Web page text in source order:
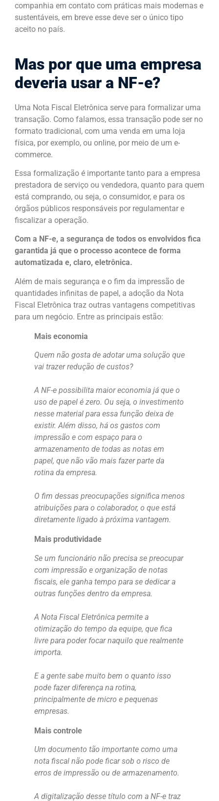
companhia em contato com práticas mais modernas e
sustentáveis, em breve esse deve ser o único tipo
aceito no país.
Mas por que uma empresa
deveria usar a NF-e?
Uma Nota Fiscal Eletrônica serve para formalizar uma
transação. Como falamos, essa transação pode ser no
formato tradicional, com uma venda em uma loja
física, por exemplo, ou online, por meio de um e-
commerce.
Essa formalização é importante tanto para a empresa
prestadora de serviço ou vendedora, quanto para quem
está comprando, ou seja, o consumidor, e para os
órgãos públicos responsáveis por regulamentar e
fiscalizar a operação.
Com a NF-e, a segurança de todos os envolvidos fica
garantida já que o processo acontece de forma
automatizada e, claro, eletrônica.
Além de mais segurança e o fim da impressão de
quantidades infinitas de papel, a adoção da Nota
Fiscal Eletrônica traz outras vantagens competitivas
para um negócio. Entre as principais estão:
Mais economia
Quem não gosta de adotar uma solução que
vai trazer redução de custos?
A NF-e possibilita maior economia já que o
uso de papel é zero. Ou seja, o investimento
nesse material para essa função deixa de
existir. Além disso, há os gastos com
impressão e com espaço para o
armazenamento de todas as notas em
papel, que não vão mais fazer parte da
rotina da empresa.
O fim dessas preocupações significa menos
atribuições para o colaborador, o que está
diretamente ligado à próxima vantagem.
Mais produtividade
Se um funcionário não precisa se preocupar
com impressão e organização de notas
fiscais, ele ganha tempo para se dedicar a
outras funções dentro da empresa.
A Nota Fiscal Eletrônica permite a
otimização do tempo da equipe, que fica
livre para poder focar naquilo que realmente
importa.
E a gente sabe muito bem o quanto isso
pode fazer diferença na rotina,
principalmente de micro e pequenas
empresas.
Mais controle
Um documento tão importante como uma
nota fiscal não pode ficar sob o risco de
erros de impressão ou de armazenamento.
A digitalização desse título com a NF-e traz